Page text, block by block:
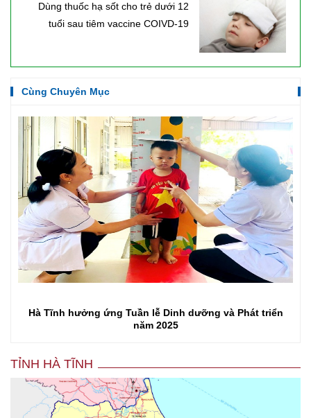
Dùng thuốc hạ sốt cho trẻ dưới 12
tuổi sau tiêm vaccine COIVD-19
Cùng Chuyên Mục
Hà Tĩnh hưởng ứng Tuần lễ Dinh dưỡng và Phát triển
năm 2025
TỈNH HÀ TĨNH